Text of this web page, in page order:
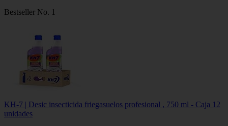
Bestseller No. 1
KH-7 | Desic insecticida friegasuelos profesional , 750 ml - Caja 12
unidades